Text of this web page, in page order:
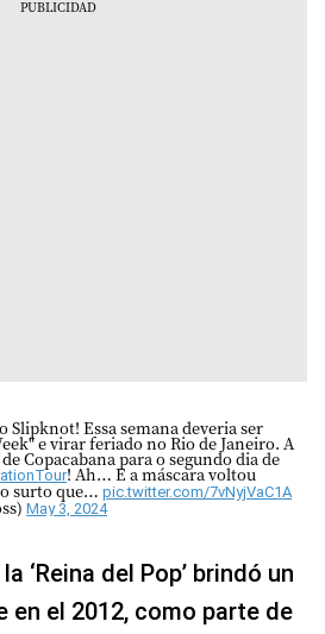
Slipknot! Essa semana deveria ser
e virar feriado no Rio de Janeiro. A
Copacabana para o segundo dia de
! Ah… E a máscara voltou
surto que… pic.twitter.com/7vNyjVaC1A
May 3, 2024
‘Reina del Pop’ brindó un
en el 2012, como parte de